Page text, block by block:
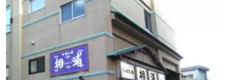
ない場所だからこそ、星空がき...